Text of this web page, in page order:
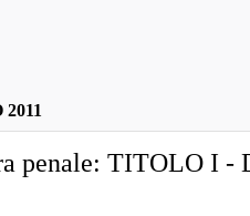
penale: TITOLO I -